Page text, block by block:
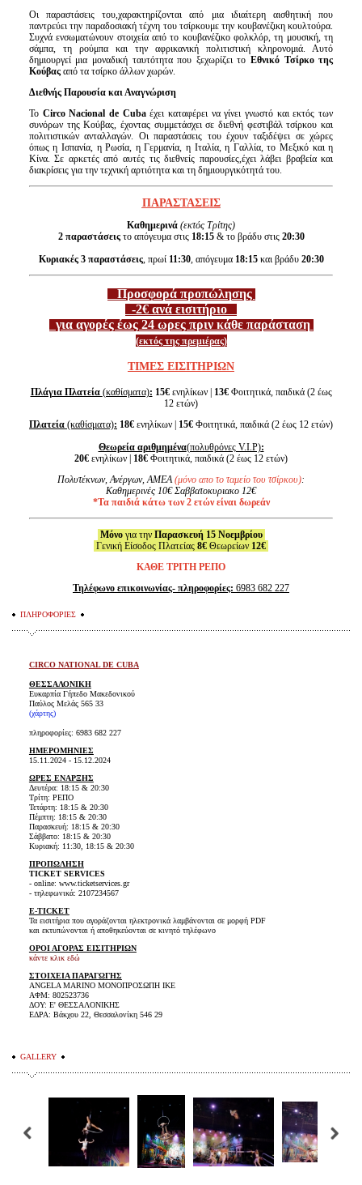
Οι παραστάσεις του,χαρακτηρίζονται από μια ιδιαίτερη αισθητική που
παντρεύει την παραδοσιακή τέχνη του τσίρκουμε την κουβανέζικη κουλτούρα.
Συχνά ενσωματώνουν στοιχεία από το κουβανέζικο φολκλόρ, τη μουσική, τη
σάμπα, τη ρούμπα και την αφρικανική πολιτιστική κληρονομιά. Αυτό
δημιουργεί μια μοναδική ταυτότητα που ξεχωρίζει το Εθνικό Τσίρκο της
Κούβας από τα τσίρκο άλλων χωρών.
Διεθνής Παρουσία και Αναγνώριση
Το Circo Nacional de Cubaέχει καταφέρει να γίνει γνωστό και εκτός των
συνόρων της Κούβας, έχοντας συμμετάσχει σε διεθνή φεστιβάλ τσίρκου και
πολιτιστικών ανταλλαγών. Οι παραστάσεις του έχουν ταξιδέψει σε χώρες
όπως η Ισπανία, η Ρωσία, η Γερμανία, η Ιταλία, η Γαλλία, το Μεξικό και η
Κίνα. Σε αρκετές από αυτές τις διεθνείς παρουσίες,έχει λάβει βραβεία και
διακρίσεις για την τεχνική αρτιότητα και τη δημιουργικότητά του.
ΠΑΡΑΣΤΑΣΕΙΣ
Καθημερινά (εκτός Τρίτης)
2 παραστάσειςτο απόγευμα στις 18:15& το βράδυ στις 20:30
Κυριακές 3 παραστάσεις, πρωί 11:30, απόγευμα 18:15και βράδυ 20:30
Προσφορά προπώλησης
-2€ ανά εισιτήριο
για αγορές έως 24 ωρες πριν κάθε παράσταση
(εκτός της πρεμιέρας)
ΤΙΜΕΣ ΕΙΣΙΤΗΡΙΩΝ
Πλάγια Πλατεία (καθίσματα): 15€ενηλίκων | 13€ Φοιτητικά, παιδικά (2 έως
12 ετών)
Πλατεία (καθίσματα): 18€ ενηλίκων | 15€ Φοιτητικά, παιδικά (2 έως 12 ετών)
Θεωρεία αριθμημένα(πολυθρόνες V.I.P):
20€ ενηλίκων | 18€ Φοιτητικά, παιδικά (2 έως 12 ετών)
Πολυτέκνων, Ανέργων, ΑΜΕΑ(μόνο απο το ταμείο του τσίρκου):
Καθημερινές 10€ Σαββατοκυριακο 12€
*Τα παιδιά κάτω των 2 ετών είναι δωρεάν
Μόνο για την Παρασκευή 15 Νοεμβρίου
Γενική Είσοδος Πλατείας 8€ Θεωρείων 12€
ΚΑΘΕ ΤΡΙΤΗ ΡΕΠΟ
Τηλέφωνο επικοινωνίας- πληροφορίες: 6983 682 227
ΠΛΗΡΟΦΟΡΙΕΣ
CIRCO NATIONAL DE CUBA
ΘΕΣΣΑΛΟΝΙΚΗ
Ευκαρπία Γήπεδο Μακεδονικού
Παύλος Μελάς 565 33
(χάρτης)
πληροφορίες: 6983 682 227
ΗΜΕΡΟΜΗΝΙΕΣ
15.11.2024 - 15.12.2024
ΩΡΕΣ ΕΝΑΡΞΗΣ
Δευτέρα: 18:15 & 20:30
Τρίτη: ΡΕΠΟ
Τετάρτη: 18:15 & 20:30
Πέμπτη: 18:15 & 20:30
Παρασκευή: 18:15 & 20:30
Σάββατο: 18:15 & 20:30
Κυριακή: 11:30, 18:15 & 20:30
ΠΡΟΠΩΛΗΣΗ
TICKET SERVICES
- online: www.ticketservices.gr
- τηλεφωνικά: 2107234567
E-TICKET
Τα εισιτήρια που αγοράζονται ηλεκτρονικά λαμβάνονται σε μορφή PDF
και εκτυπώνονται ή αποθηκεύονται σε κινητό τηλέφωνο
ΟΡΟΙ ΑΓΟΡΑΣ ΕΙΣΙΤΗΡΙΩΝ
κάντε κλικ εδώ
ΣΤΟΙΧΕΙΑ ΠΑΡΑΓΩΓΗΣ
ANGELA MARINO ΜΟΝΟΠΡΟΣΩΠΗ ΙΚΕ
ΑΦΜ: 802523736
ΔΟΥ: Ε' ΘΕΣΣΑΛΟΝΙΚΗΣ
ΕΔΡΑ: Βάκχου 22, Θεσσαλονίκη 546 29
GALLERY